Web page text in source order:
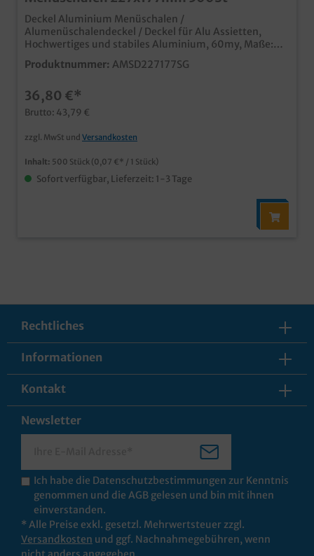
Deckel Aluminium Menüschalen /
Alumenüschalendeckel / Deckel für Alu Assietten,
Hochwertiges und stabiles Aluminium, 60my, Maße:
227x177mm, 500 Stück im Karton Ideal für den Einsatz
in Gastronomie, Imbiss und Außerhaus Geschäft
Handverschließmaschine) und sicherer Transport
(stapelbar) passender Aluminiumdeckel für unsere
Standard Alumenüschalen
Produktnummer: AMSD227177SG
36,80 €*
Brutto: 43,79 €
zzgl. MwSt und Versandkosten
Inhalt: 500 Stück (0,07 €* / 1 Stück)
Sofort verfügbar, Lieferzeit: 1-3 Tage
Rechtliches
Informationen
Kontakt
Newsletter
Ich habe die Datenschutzbestimmungen zur Kenntnis
genommen und die AGB gelesen und bin mit ihnen
einverstanden.
* Alle Preise exkl. gesetzl. Mehrwertsteuer zzgl.
Versandkosten und ggf. Nachnahmegebühren, wenn